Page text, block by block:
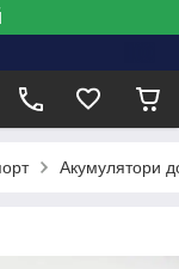
Акумулятори